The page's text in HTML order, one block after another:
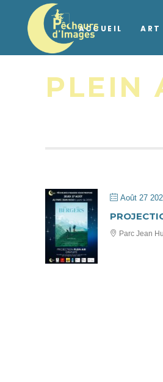
ACCUEIL ART
PLEIN
Août 27
Parc Jean